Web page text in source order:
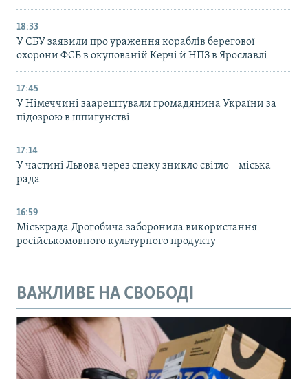
18:33
У СБУ заявили про ураження кораблів берегової
охорони ФСБ в окупованій Керчі й НПЗ в Ярославлі
17:45
У Німеччині заарештували громадянина України за
підозрою в шпигунстві
17:14
У частині Львова через спеку зникло світло – міська
рада
16:59
Міськрада Дрогобича заборонила використання
російськомовного культурного продукту
ВАЖЛИВЕ НА СВОБОДІ